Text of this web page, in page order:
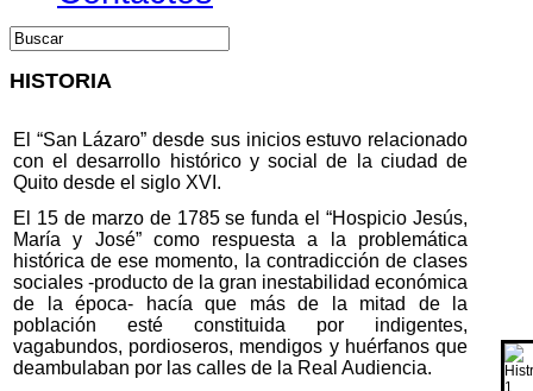
HISTORIA
El “San Lázaro” desde sus inicios estuvo relacionado
con el desarrollo histórico y social de la ciudad de
Quito desde el siglo XVI.
El 15 de marzo de 1785 se funda el “Hospicio Jesús,
María y José” como respuesta a la problemática
histórica de ese momento, la contradicción de clases
sociales -producto de la gran inestabilidad económica
de la época- hacía que más de la mitad de la
población esté constituida por indigentes,
vagabundos, pordioseros, mendigos y huérfanos que
deambulaban por las calles de la Real Audiencia.